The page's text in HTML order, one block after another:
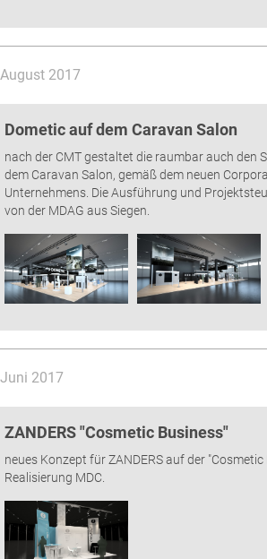
August 2017
Dometic auf dem Caravan Salon
nach der CMT gestaltet die raumbar auch den
dem Caravan Salon, gemäß dem neuen
Unternehmens. Die Ausführung und
von der MDAG aus Siegen.
Juni 2017
ZANDERS "Cosmetic Business"
neues Konzept für ZANDERS auf der "Cosmetic
Realisierung MDC.